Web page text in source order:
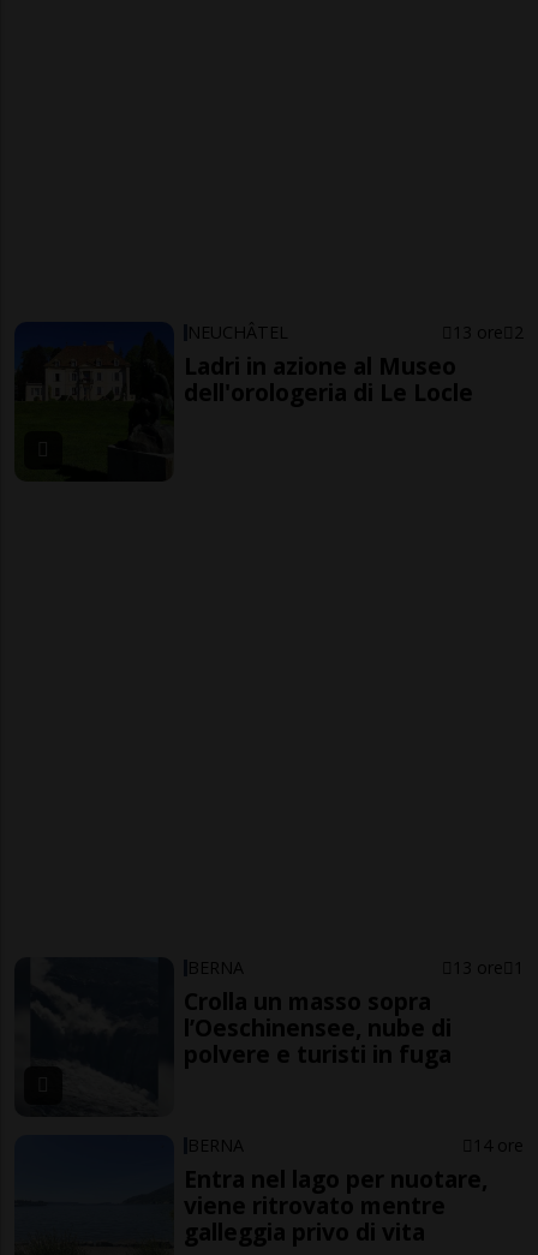
NEUCHÂTEL 13 ore 2
Ladri in azione al Museo
dell'orologeria di Le Locle
BERNA 13 ore 1
Crolla un masso sopra
l’Oeschinensee, nube di
polvere e turisti in fuga
BERNA 14 ore
Entra nel lago per nuotare,
viene ritrovato mentre
galleggia privo di vita